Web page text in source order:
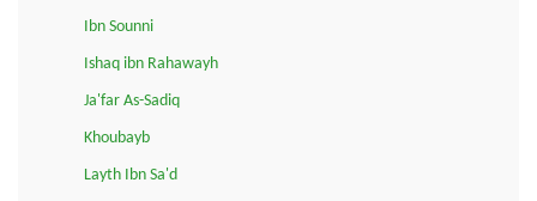
Ibn Sounni
Ishaq ibn Rahawayh
Ja'far As-Sadiq
Khoubayb
Layth Ibn Sa'd